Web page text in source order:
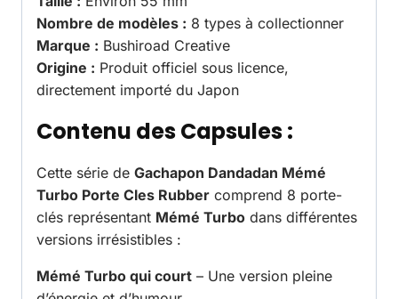
Nombre de modèles : 8 types à collectionner
Marque : Bushiroad Creative
Origine : Produit officiel sous licence,
directement importé du Japon
Contenu des Capsules :
Cette série de Gachapon Dandadan Mémé
Turbo Porte Cles Rubber comprend 8 porte-
clés représentant Mémé Turbo dans différentes
versions irrésistibles :
Mémé Turbo qui court – Une version pleine